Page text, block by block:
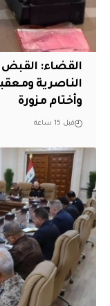
القضاء:
الناصرية
وأختام مزورة
قبل 15 ساعة